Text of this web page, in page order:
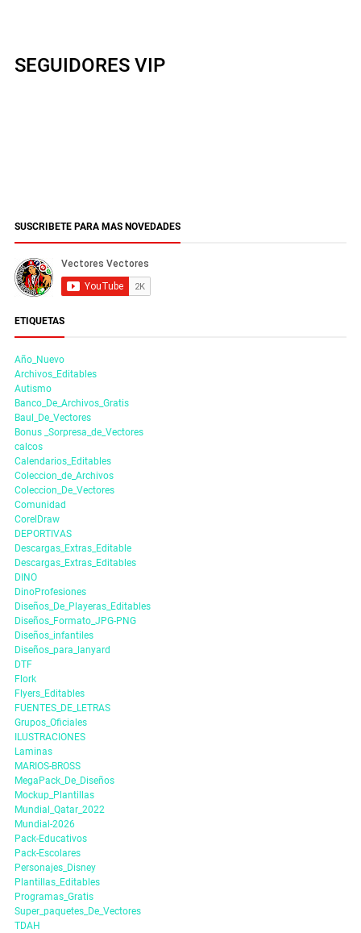
SEGUIDORES VIP
SUSCRIBETE PARA MAS NOVEDADES
ETIQUETAS
Año_Nuevo
Archivos_Editables
Autismo
Banco_De_Archivos_Gratis
Baul_De_Vectores
Bonus _Sorpresa_de_Vectores
calcos
Calendarios_Editables
Coleccion_de_Archivos
Coleccion_De_Vectores
Comunidad
CorelDraw
DEPORTIVAS
Descargas_Extras_Editable
Descargas_Extras_Editables
DINO
DinoProfesiones
Diseños_De_Playeras_Editables
Diseños_Formato_JPG-PNG
Diseños_infantiles
Diseños_para_lanyard
DTF
Flork
Flyers_Editables
FUENTES_DE_LETRAS
Grupos_Oficiales
ILUSTRACIONES
Laminas
MARIOS-BROSS
MegaPack_De_Diseños
Mockup_Plantillas
Mundial_Qatar_2022
Mundial-2026
Pack-Educativos
Pack-Escolares
Personajes_Disney
Plantillas_Editables
Programas_Gratis
Super_paquetes_De_Vectores
TDAH